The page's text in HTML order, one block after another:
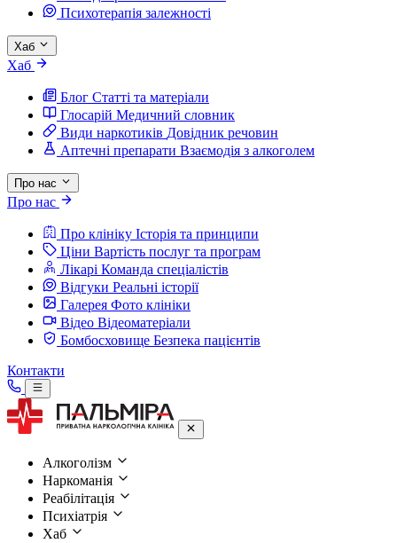
Психотерапія залежності
Хаб
Хаб
Блог Статті та матеріали
Глосарій Медичний словник
Види наркотиків Довідник речовин
Аптечні препарати Взаємодія з алкоголем
Про нас
Про нас
Про клініку Історія та принципи
Ціни Вартість послуг та програм
Лікарі Команда спеціалістів
Відгуки Реальні історії
Галерея Фото клініки
Відео Відеоматеріали
Бомбосховище Безпека пацієнтів
Контакти
Алкоголізм
Наркоманія
Реабілітація
Психіатрія
Хаб